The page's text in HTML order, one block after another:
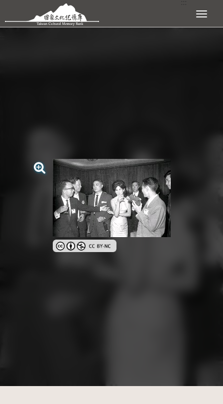
跳到主要內容區塊 展開選單
查看大圖
創用CC姓名標示-非商業性 3.0 台灣及其後版本